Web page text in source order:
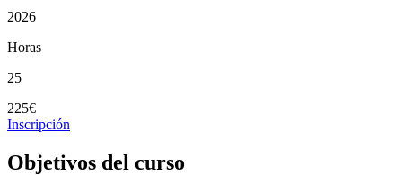
2026
Horas
25
225€
Inscripción
Objetivos del curso